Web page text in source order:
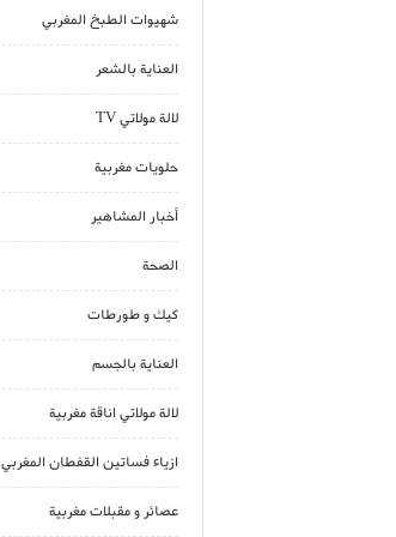
شهيوات الطبخ المغربي
العناية بالشعر
لالة مولاتي TV
حلويات مغربية
أخبار المشاهير
الصحة
كيك و طورطات
العناية بالجسم
لالة مولاتي اناقة مغربية
ازياء فساتين القفطان المغربي
عصائر و مقبلات مغربية